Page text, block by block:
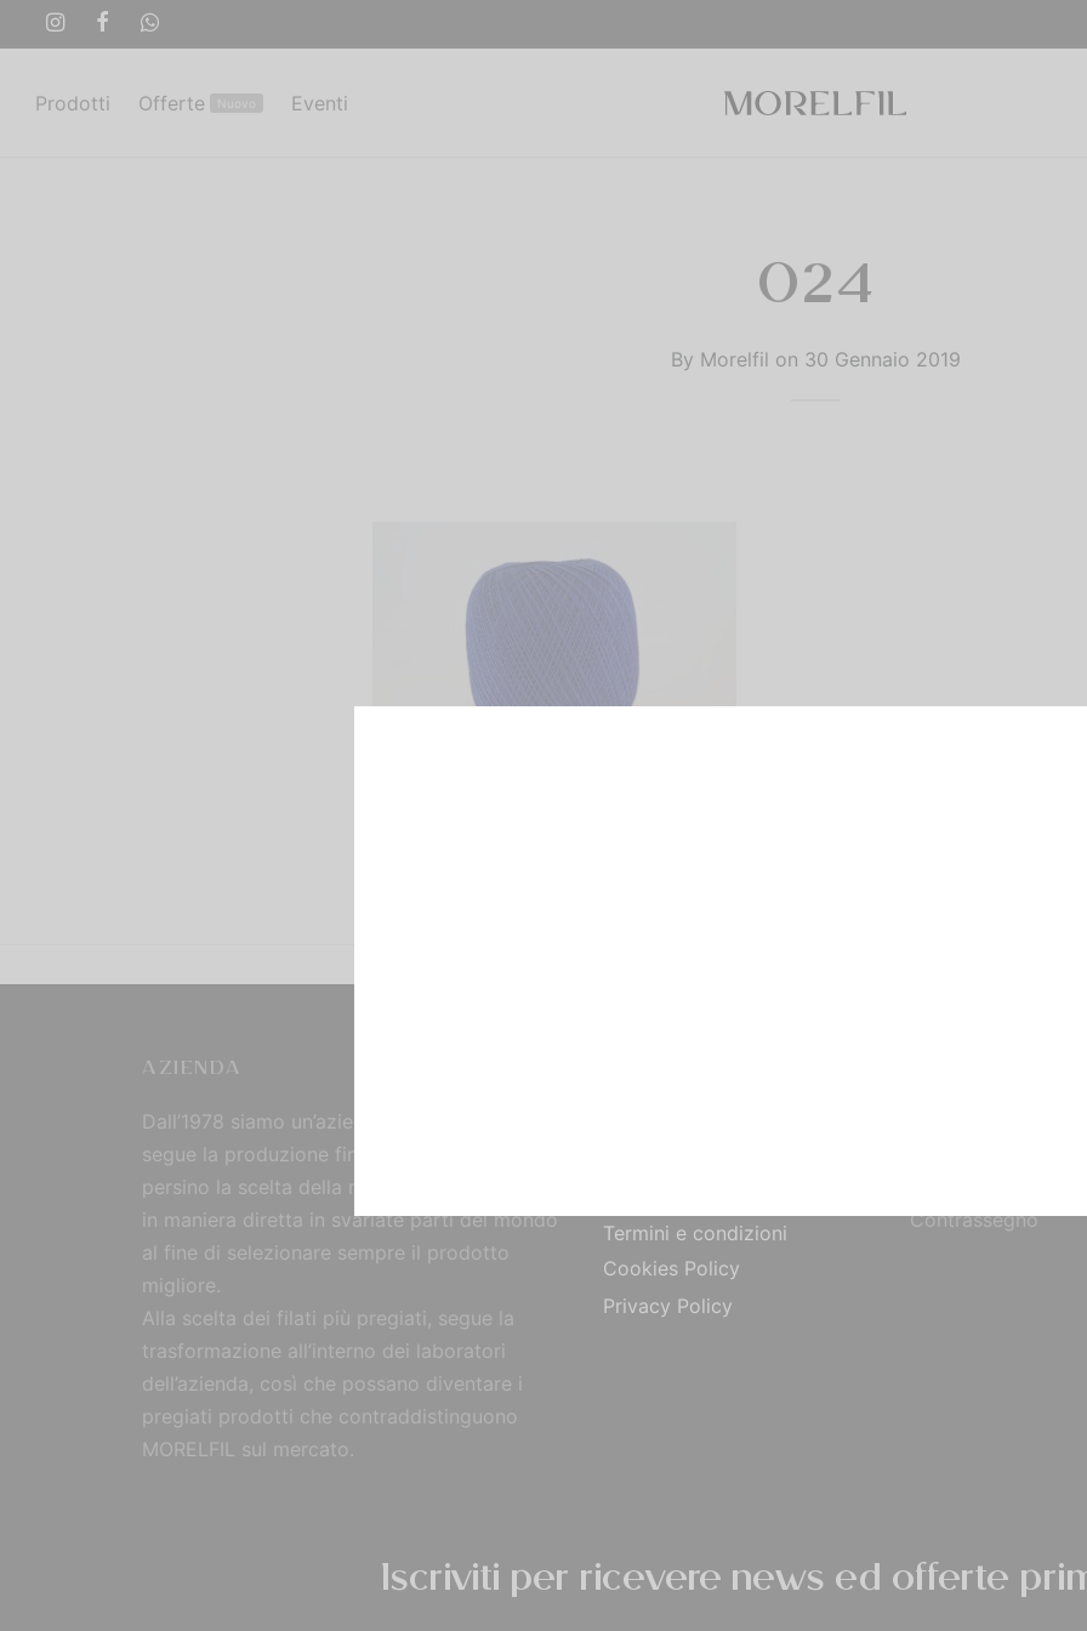
Prodotti Offerte Eventi
024
By Morelfil on 30 Gennaio 2019
AZIENDA
Dall’1978 siamo un’azienda strutturata che
segue la produzione fin dall’origine, curando
persino la scelta della materia prima, reperita
in maniera diretta in svariate parti del mondo
al fine di selezionare sempre il prodotto
migliore.
Alla scelta dei filati più pregiati, segue la
trasformazione all’interno dei laboratori
dell’azienda, così che possano diventare i
pregiati prodotti che contraddistinguono
MORELFIL sul mercato.
Termini e condizioni
Cookies Policy
Privacy Policy
Contrassegno
Iscriviti per ricevere news ed offerte